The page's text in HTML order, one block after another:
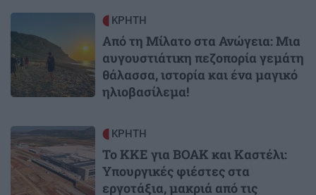
ΚΡΗΤΗ
Από τη Μίλατο στα Ανώγεια: Μια
αυγουστιάτικη πεζοπορία γεμάτη
θάλασσα, ιστορία και ένα μαγικό
ηλιοβασίλεμα!
Image ΚΡΗΤΗ
Το ΚΚΕ για ΒΟΑΚ και Καστέλι:
Υπουργικές φιέστες στα
εργοτάξια, μακριά από τις